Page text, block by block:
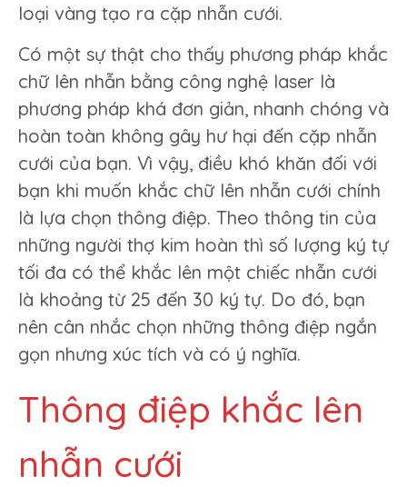
loại vàng tạo ra cặp nhẫn cưới.
Có một sự thật cho thấy phương pháp khắc
chữ lên nhẫn bằng công nghệ laser là
phương pháp khá đơn giản, nhanh chóng và
hoàn toàn không gây hư hại đến cặp nhẫn
cưới của bạn. Vì vậy, điều khó khăn đối với
bạn khi muốn khắc chữ lên nhẫn cưới chính
là lựa chọn thông điệp. Theo thông tin của
những người thợ kim hoàn thì số lượng ký tự
tối đa có thể khắc lên một chiếc nhẫn cưới
là khoảng từ 25 đến 30 ký tự. Do đó, bạn
nên cân nhắc chọn những thông điệp ngắn
gọn nhưng xúc tích và có ý nghĩa.
Thông điệp khắc lên
nhẫn cưới